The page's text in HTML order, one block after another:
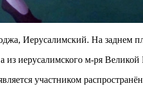
Иерусалимский. На заднем
из иерусалимского м-ря Великой
участником